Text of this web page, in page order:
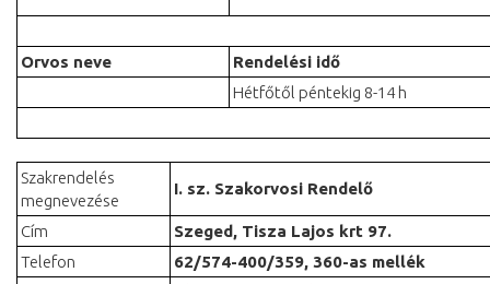
Orvos neve
Rendelési idő
Hétfőtől péntekig 8-14 h
Szakrendelés
megnevezése
I. sz. Szakorvosi Rendelő
Cím
Szeged, Tisza Lajos krt 97.
Telefon
62/574-400/359, 360-as mellék